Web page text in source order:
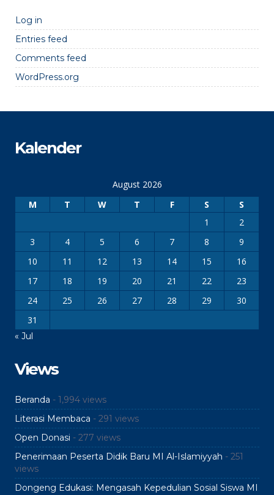
Log in
Entries feed
Comments feed
WordPress.org
Kalender
August 2026
M
T W T F S
S
1
2
3
4 5 6 7 8
9
10
11 12 13 14 15
16
17
18 19 20 21 22
23
24
25 26 27 28 29
30
31
« Jul
Views
Beranda - 1,994 views
Literasi Membaca - 291 views
Open Donasi - 277 views
Penerimaan Peserta Didik Baru MI Al-Islamiyyah - 251
views
Dongeng Edukasi: Mengasah Kepedulian Sosial Siswa MI